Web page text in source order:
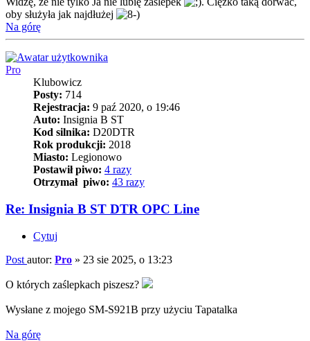
oby służyła jak najdłużej
Na górę
Pro
Klubowicz
Posty: 714
Rejestracja: 9 paź 2020, o 19:46
Auto: Insignia B ST
Kod silnika: D20DTR
Rok produkcji: 2018
Miasto: Legionowo
Postawił piwo: 4 razy
Otrzymał piwo: 43 razy
Re: Insignia B ST DTR OPC Line
Cytuj
Post autor: Pro » 23 sie 2025, o 13:23
O których zaślepkach piszesz?
Wysłane z mojego SM-S921B przy użyciu Tapatalka
Na górę